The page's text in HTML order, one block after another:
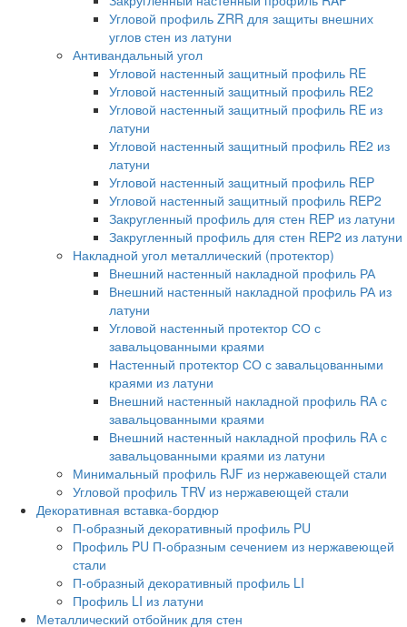
Угловой профиль ZRR для защиты внешних
углов стен из латуни
Антивандальный угол
Угловой настенный защитный профиль RE
Угловой настенный защитный профиль RE2
Угловой настенный защитный профиль RE из
латуни
Угловой настенный защитный профиль RE2 из
латуни
Угловой настенный защитный профиль REP
Угловой настенный защитный профиль REP2
Закругленный профиль для стен REP из латуни
Закругленный профиль для стен REP2 из латуни
Накладной угол металлический (протектор)
Внешний настенный накладной профиль РА
Внешний настенный накладной профиль РА из
латуни
Угловой настенный протектор СО с
завальцованными краями
Настенный протектор СО с завальцованными
краями из латуни
Внешний настенный накладной профиль RА с
завальцованными краями
Внешний настенный накладной профиль RА с
завальцованными краями из латуни
Минимальный профиль RJF из нержавеющей стали
Угловой профиль TRV из нержавеющей стали
Декоративная вставка-бордюр
П-образный декоративный профиль PU
Профиль PU П-образным сечением из нержавеющей
стали
П-образный декоративный профиль LI
Профиль LI из латуни
Металлический отбойник для стен